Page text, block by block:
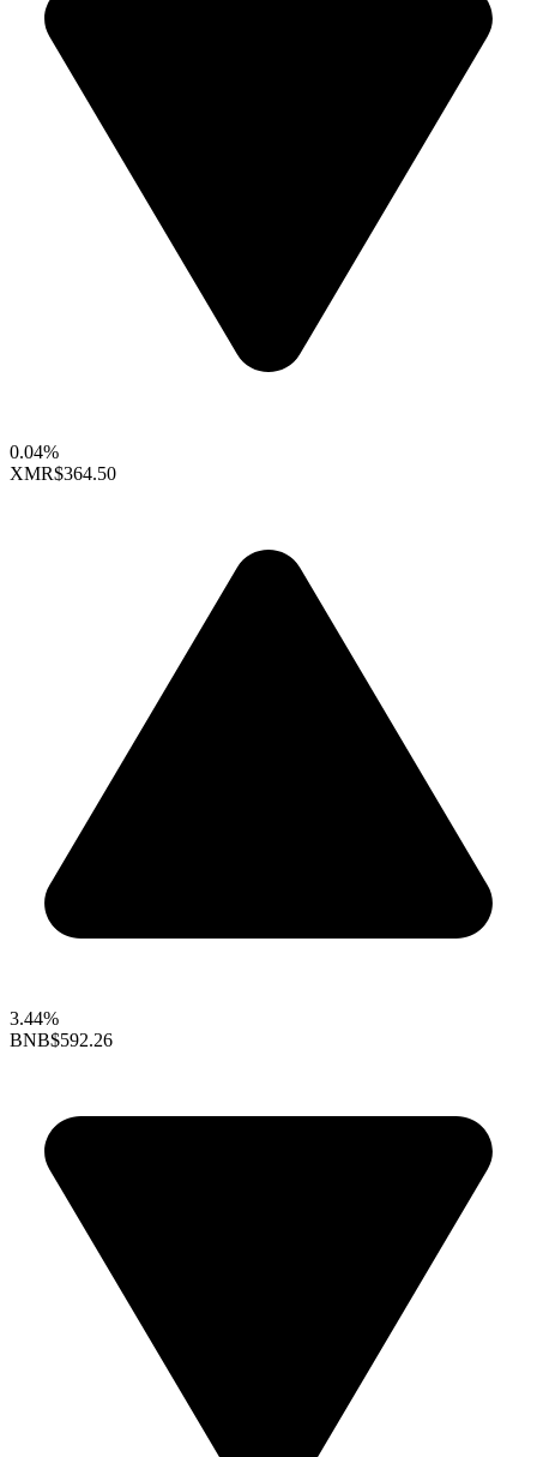
0.04%
XMR$364.50
3.44%
BNB$592.26